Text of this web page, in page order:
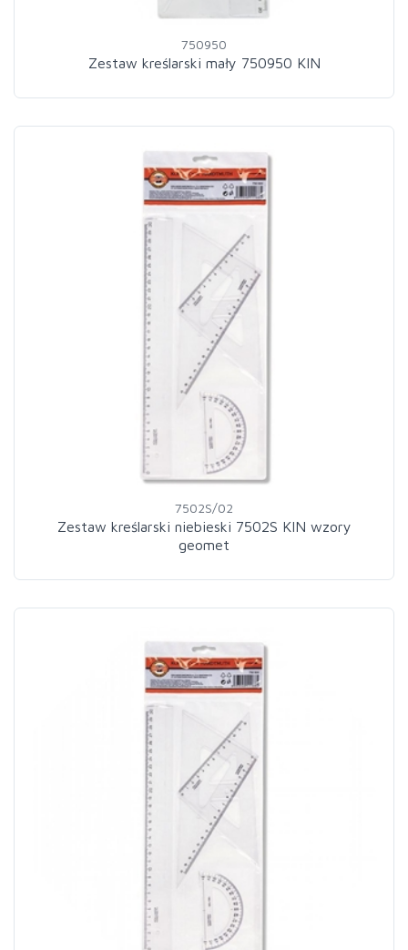
750950
Zestaw kreślarski mały 750950 KIN
7502S/02
Zestaw kreślarski niebieski 7502S KIN wzory
geomet